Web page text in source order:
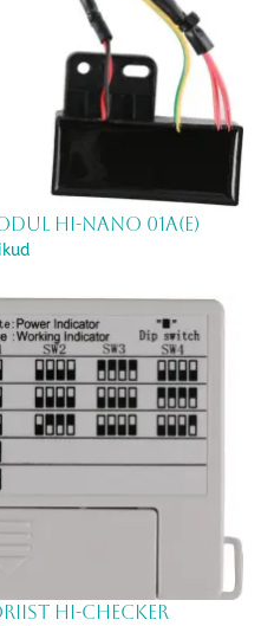
HI-NANO 01A(E)
HI-CHECKER